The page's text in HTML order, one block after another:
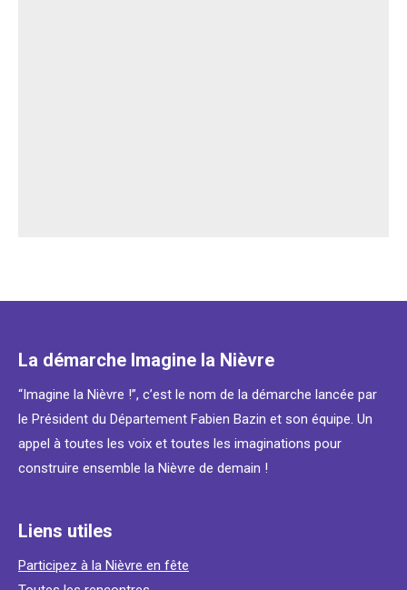
La démarche Imagine la Nièvre
“Imagine la Nièvre !”, c’est le nom de la démarche lancée par
le Président du Département Fabien Bazin et son équipe. Un
appel à toutes les voix et toutes les imaginations pour
construire ensemble la Nièvre de demain !
Liens utiles
Participez à la Nièvre en fête